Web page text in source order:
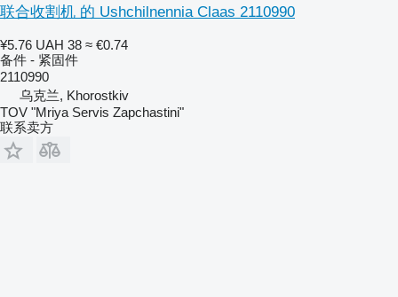
联合收割机 的 Ushchilnennia Claas 2110990
¥5.76 UAH 38 ≈ €0.74
备件 - 紧固件
2110990
乌克兰, Khorostkiv
TOV "Mriya Servis Zapchastini"
联系卖方